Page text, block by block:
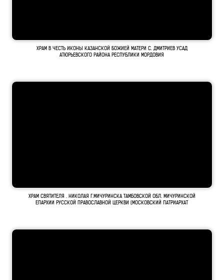
ХРАМ В ЧЕСТЬ ИКОНЫ КАЗАНСКОЙ БОЖИЕЙ МАТЕРИ С. ДМИТРИЕВ УСАД
АТЮРЬЕВСКОГО РАЙОНА РЕСПУБЛИКИ МОРДОВИЯ
ХРАМ СВЯТИТЕЛЯ . НИКОЛАЯ Г.МИЧУРИНСКА ТАМБОВСКОЙ ОБЛ. МИЧУРИНСКОЙ
ЕПАРХИИ РУССКОЙ ПРАВОСЛАВНОЙ ЦЕРКВИ (МОСКОВСКИЙ ПАТРИАРХАТ